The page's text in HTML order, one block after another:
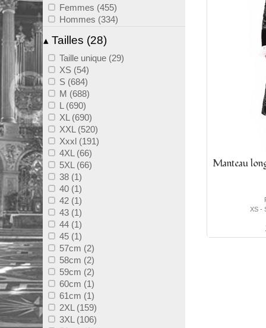
Femmes (455)
Hommes (334)
▴ Tailles (28)
Taille unique (29)
XS (54)
S (684)
M (688)
L (690)
XL (690)
XXL (520)
Xxxl (191)
4XL (66)
5XL (66)
38 (1)
40 (1)
42 (1)
43 (1)
44 (1)
45 (1)
57cm (2)
58cm (2)
59cm (2)
60cm (1)
61cm (1)
2XL (159)
3XL (106)
Manteau
XS -